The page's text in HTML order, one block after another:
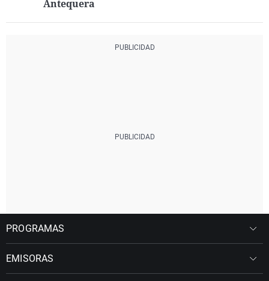
Antequera
PROGRAMAS
EMISORAS